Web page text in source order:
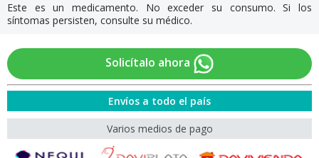
Este es un medicamento. No exceder su consumo. Si los
síntomas persisten, consulte su médico.
Solicítalo ahora
Envíos a todo el país
Varios medios de pago